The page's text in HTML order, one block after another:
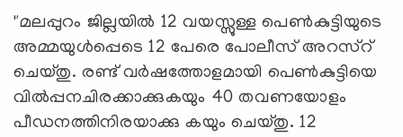
"മലപ്പുറം ജില്ലയിൽ 12 വയസ്സുള്ള പെൺകുട്ടിയുടെ
അമ്മയുൾപ്പെടെ 12 പേരെ പോലീസ് അറസ്റ്
ചെയ്തു. രണ്ട് വർഷത്തോളമായി പെൺകുട്ടിയെ
വിൽപ്പനചിരക്കാക്കുകയും 40 തവണയോളം
പീഡനത്തിനിരയാക്കു കയും ചെയ്തു. 12